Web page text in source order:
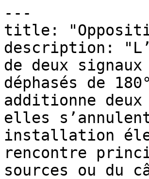
---
title:
description:
de deux signaux
déphasés de
additionne
elles
installation
rencontre
sources ou du